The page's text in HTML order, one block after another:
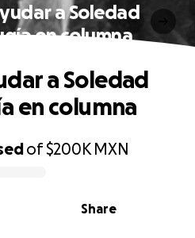
a Soledad
en columna
of$200K MXN
Share
a Soledad
en columna